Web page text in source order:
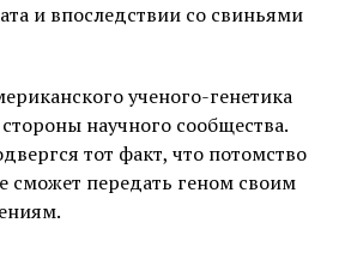
и впоследствии со свиньями
ученого-генетика
научного сообщества.
тот факт, что потомство
сможет передать геном своим